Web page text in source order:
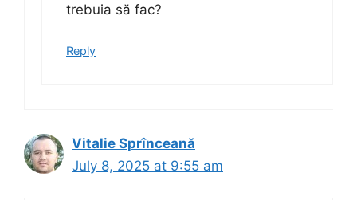
trebuia să fac?
Reply
Vitalie Sprînceană
July 8, 2025 at 9:55 am